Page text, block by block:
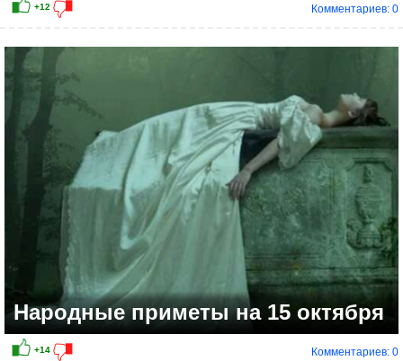
+9
Комментариев: 0
Народные приметы на 15 октября
Комментариев: 0